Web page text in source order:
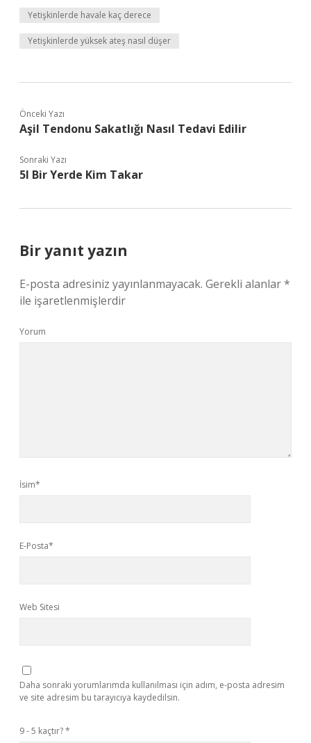
Yetişkinlerde havale kaç derece
Yetişkinlerde yüksek ateş nasıl düşer
Önceki Yazı
Aşil Tendonu Sakatlığı Nasıl Tedavi Edilir
Sonraki Yazı
5I Bir Yerde Kim Takar
Bir yanıt yazın
E-posta adresiniz yayınlanmayacak. Gerekli alanlar*
ile işaretlenmişlerdir
Yorum
İsim*
E-Posta*
Web Sitesi
Daha sonraki yorumlarımda kullanılması için adım, e-posta adresim
ve site adresim bu tarayıcıya kaydedilsin.
9 - 5 kaçtır?*